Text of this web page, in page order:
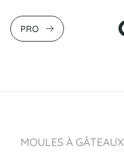
PRO
MOULES À GÂTEAUX